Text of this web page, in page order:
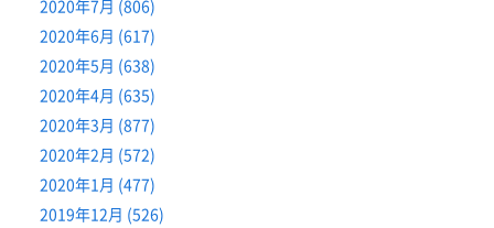
2020年7月 (806)
2020年6月 (617)
2020年5月 (638)
2020年4月 (635)
2020年3月 (877)
2020年2月 (572)
2020年1月 (477)
2019年12月 (526)